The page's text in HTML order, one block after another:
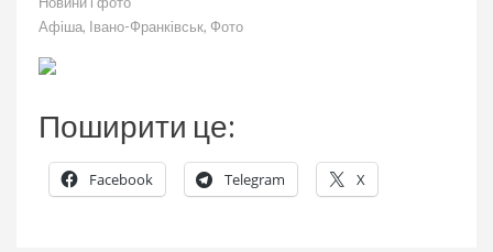
Афіша, Івано-Франківськ, Фото
Поширити це:
Facebook Telegram X